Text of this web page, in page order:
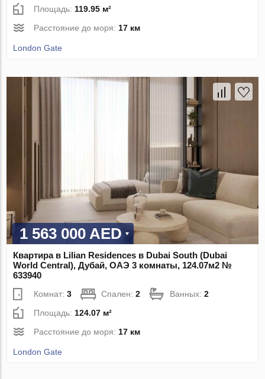
Площадь: 119.95 м²
Расстояние до моря: 17 км
London Gate
1 563 000 AED
Квартира в Lilian Residences в Dubai South (Dubai
World Central), Дубай, ОАЭ 3 комнаты, 124.07м2 №
633940
Комнат:3 Спален:2 Ванных:2
Площадь:124.07 м²
Расстояние до моря:17 км
London Gate